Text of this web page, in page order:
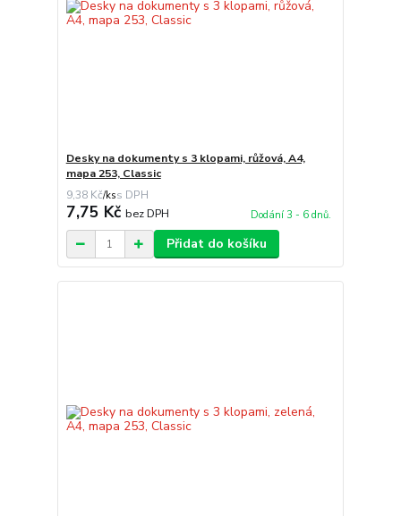
Desky na dokumenty s 3 klopami, růžová, A4,
mapa 253, Classic
9,38 Kč/ks
7,75 Kč bez DPH Dodání 3 - 6 dnů.
Přidat do košíku